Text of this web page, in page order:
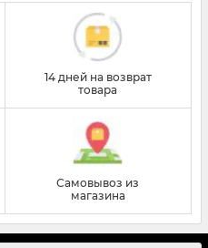
14 дней на возврат
товара
Самовывоз из
магазина